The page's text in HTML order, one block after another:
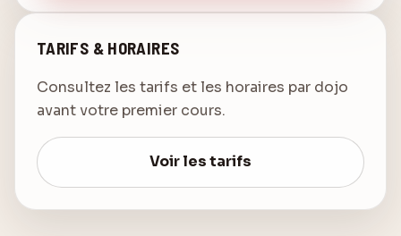
TARIFS & HORAIRES
Consultez les tarifs et les horaires par dojo
avant votre premier cours.
Voir les tarifs